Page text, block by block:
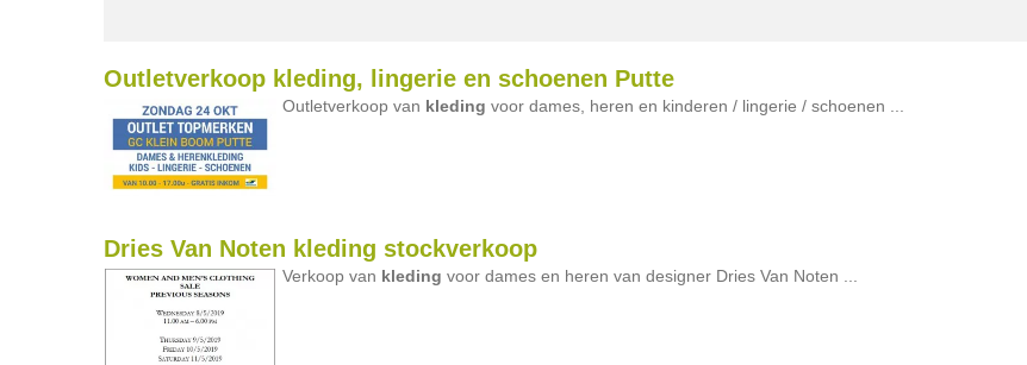
Outletverkoop kleding, lingerie en schoenen Putte
Outletverkoop van kleding voor dames, heren en kinderen / lingerie / schoenen ...
Dries Van Noten kleding stockverkoop
Verkoop van kleding voor dames en heren van designer Dries Van Noten ...